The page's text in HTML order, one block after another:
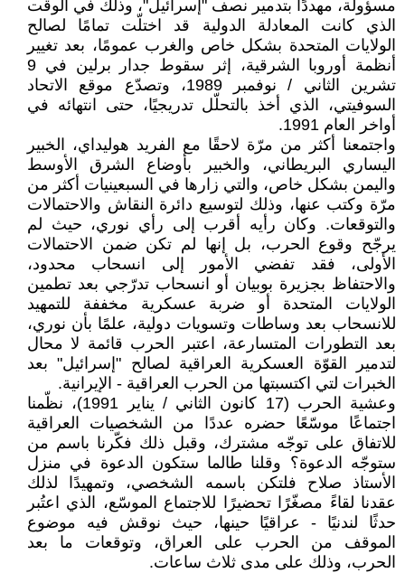
مسؤولة، مهددًا بتدمير نصف "إسرائيل"، وذلك في الوقت
الذي كانت المعادلة الدولية قد اختلّت تمامًا لصالح
الولايات المتحدة بشكل خاص والغرب عمومًا، بعد تغيير
أنظمة أوروبا الشرقية، إثر سقوط جدار برلين في 9
تشرين الثاني / نوفمبر 1989، وتصدّع موقع الاتحاد
السوفيتي، الذي أخذ بالتحلّل تدريجيًا، حتى انتهائه في
أواخر العام 1991.
واجتمعنا أكثر من مرّة لاحقًا مع الفريد هوليداي، الخبير
اليساري البريطاني، والخبير بأوضاع الشرق الأوسط
واليمن بشكل خاص، والتي زارها في السبعينيات أكثر من
مرّة وكتب عنها، وذلك لتوسيع دائرة النقاش والاحتمالات
والتوقعات. وكان رأيه أقرب إلى رأي نوري، حيث لم
يرجّح وقوع الحرب، بل إنها لم تكن ضمن الاحتمالات
الأولى، فقد تفضي الأمور إلى انسحاب محدود،
والاحتفاظ بجزيرة بوبيان أو انسحاب تدرّجي بعد تطمين
الولايات المتحدة أو ضربة عسكرية مخففة للتمهيد
للانسحاب بعد وساطات وتسويات دولية، علمًا بأن نوري،
بعد التطورات المتسارعة، اعتبر الحرب قائمة لا محال
لتدمير القوّة العسكرية العراقية لصالح "إسرائيل" بعد
الخبرات لتي اكتسبتها من الحرب العراقية - الإيرانية.
وعشية الحرب (17 كانون الثاني / يناير 1991)، نظّمنا
اجتماعًا موسّعًا حضره عددًا من الشخصيات العراقية
للاتفاق على توجّه مشترك، وقبل ذلك فكّرنا باسم من
ستوجّه الدعوة؟ وقلنا طالما ستكون الدعوة في منزل
الأستاذ صلاح فلتكن باسمه الشخصي، وتمهيدًا لذلك
عقدنا لقاءً مصغّرًا تحضيرًا للاجتماع الموسّع، الذي اعتُبر
حدثًا لندنيًا - عراقيًا حينها، حيث نوقش فيه موضوع
الموقف من الحرب على العراق، وتوقعات ما بعد
الحرب، وذلك على مدى ثلاث ساعات.